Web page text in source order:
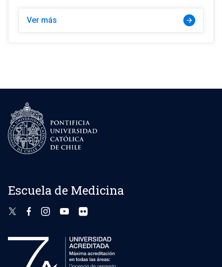
Ver más arrow_forward
Escuela de Medicina